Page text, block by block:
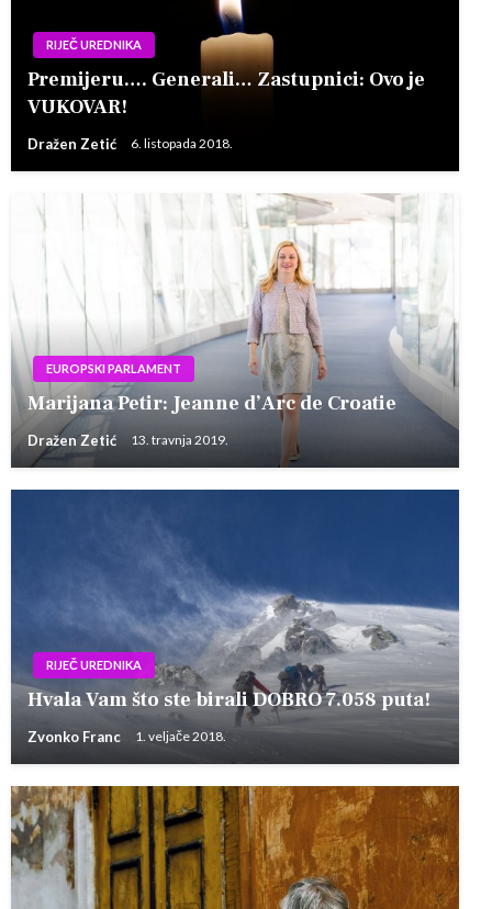
RIJEČ UREDNIKA
Premijeru…. Generali… Zastupnici: Ovo je
VUKOVAR!
Dražen Zetić 6. listopada 2018.
EUROPSKI PARLAMENT
Marijana Petir: Jeanne d’Arc de Croatie
Dražen Zetić 13. travnja 2019.
RIJEČ UREDNIKA
Hvala Vam što ste birali DOBRO 7.058 puta!
Zvonko Franc 1. veljače 2018.